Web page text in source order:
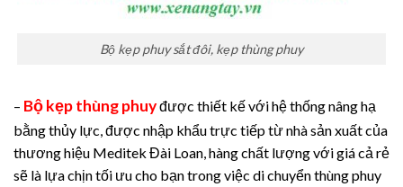
Bộ kẹp phuy sắt đôi, kẹp thùng phuy
– Bộ kẹp thùng phuyđược thiết kế với hệ thống nâng hạ
bằng thủy lực, được nhập khẩu trực tiếp từ nhà sản xuất của
thương hiệu Meditek Đài Loan, hàng chất lượng với giá cả rẻ
sẽ là lựa chịn tối ưu cho bạn trong việc di chuyển thùng phuy